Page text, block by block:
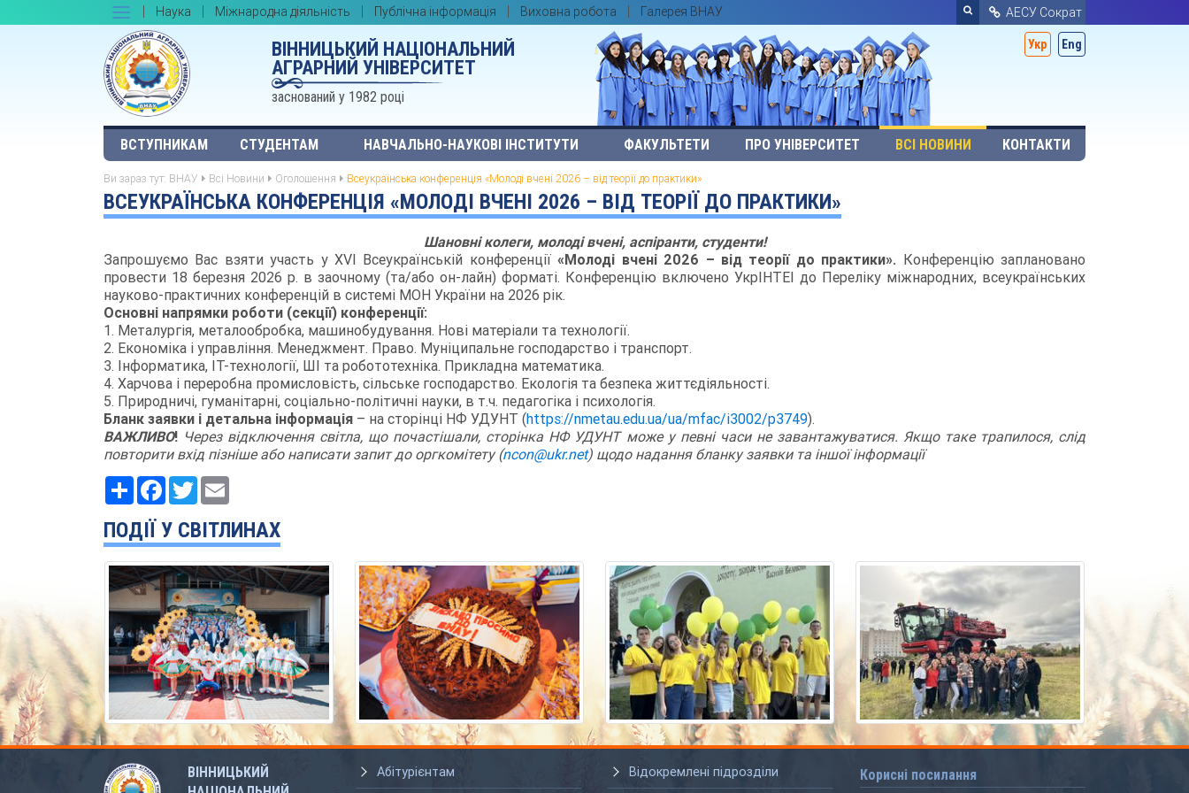
Наука Міжнародна діяльність Публічна інформація Виховна робота Галерея ВНАУ АЕСУ Сократ
ВІННИЦЬКИЙ НАЦІОНАЛЬНИЙ
АГРАРНИЙ УНІВЕРСИТЕТ
заснований у 1982 році
Укр Eng
ВСТУПНИКАМ СТУДЕНТАМ НАВЧАЛЬНО-НАУКОВІ ІНСТИТУТИ ФАКУЛЬТЕТИ ПРО УНІВЕРСИТЕТ ВСІ НОВИНИ КОНТАКТИ
Ви зараз тут: ВНАУ Всі Новини Оголошення Всеукраїнська конференція «Молоді вчені 2026 – від теорії до практики»
ВСЕУКРАЇНСЬКА КОНФЕРЕНЦІЯ «МОЛОДІ ВЧЕНІ 2026 – ВІД ТЕОРІЇ ДО ПРАКТИКИ»
Шановні колеги, молоді вчені, аспіранти, студенти!
Запрошуємо Вас взяти участь у ХVI Всеукраїнській конференції«Молоді вчені 2026 – від теорії до практики». Конференцію заплановано
провести 18 березня 2026 р. в заочному (та/або он-лайн) форматі. Конференцію включено УкрІНТЕІ до Переліку міжнародних, всеукраїнських
науково-практичних конференцій в системі МОН України на 2026 рік.
Основні напрямки роботи (секції) конференції:
1. Металургія, металообробка, машинобудування. Нові матеріали та технології.
2. Економіка і управління. Менеджмент. Право. Муніципальне господарство і транспорт.
3. Інформатика, ІТ-технології, ШІ та робототехніка. Прикладна математика.
4. Харчова і переробна промисловість, сільське господарство. Екологія та безпека життєдіяльності.
5. Природничі, гуманітарні, соціально-політичні науки, в т.ч. педагогіка і психологія.
Бланк заявки і детальна інформація – на сторінці НФ УДУНТ (https://nmetau.edu.ua/ua/mfac/i3002/p3749).
ВАЖЛИВО! Через відключення світла, що почастішали, сторінка НФ УДУНТ може у певні часи не завантажуватися. Якщо таке трапилося, слід
повторити вхід пізніше або написати запит до оргкомітету (ncon@ukr.net) щодо надання бланку заявки та іншої інформації
РесурсFacebook
Twitter
ПОДІЇ У СВІТЛИНАХ
ВІННИЦЬКИЙ
Абітурієнтам Відокремлені підрозділи Корисні посилання